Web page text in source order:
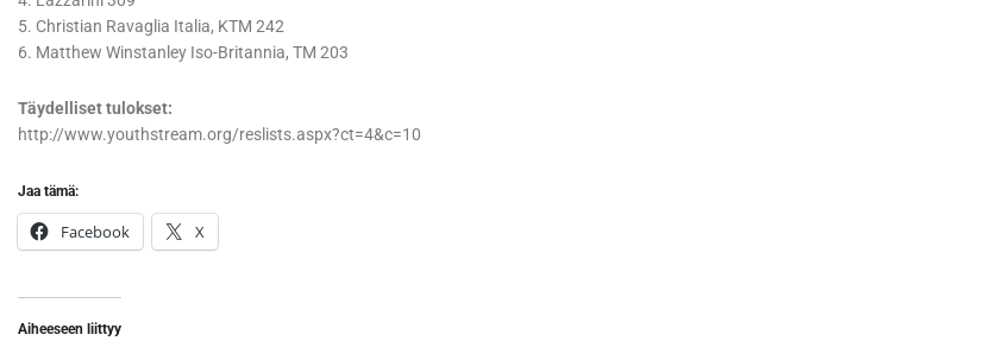
5. Christian Ravaglia Italia, KTM 242
6. Matthew Winstanley Iso-Britannia, TM 203
Täydelliset tulokset:
http://www.youthstream.org/reslists.aspx?ct=4&c=10
Jaa tämä:
Facebook X
Aiheeseen liittyy